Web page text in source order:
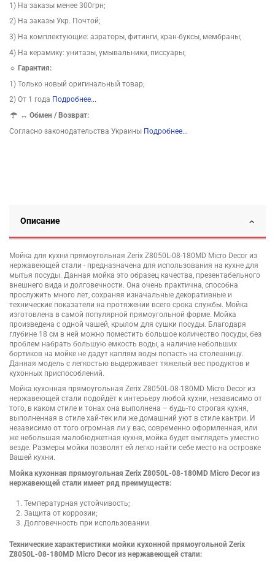
1) На заказы менее 300грн;
2) На заказы Укр. Почтой;
3) На комплектующие: аэраторы, фитинги, кран-буксы, мембраны;
4) На керамику: унитазы, умывальники, писсуары;
☼ Гарантия:
1) Только новый оригинальный товар;
2) От 1 года Подробнее...
↔Обмен / Возврат:
Согласно законодательства Украины Подробнее...
Описание
Мойка для кухни прямоугольная Zerix Z8050L-08-180MD Micro Decor из
нержавеющей стали - предназначена для использования на кухне для
мытья посуды. Данная мойка это образец качества, презентабельного
внешнего вида и долговечности. Она очень практична, способна
прослужить много лет, сохраняя изначальные декоративные и
технические показатели на протяжении всего срока службы. Мойка
изготовлена в самой популярной прямоугольной форме. Мойка
произведена с одной чашей, крылом для сушки посуды. Благодаря
глубине 18 см в ней можно поместить большое количество посуды, без
проблем набрать большую емкость воды, а наличие небольших
бортиков на мойке не дадут каплям воды попасть на столешницу.
Данная модель с легкостью выдерживает тяжелый вес продуктов и
кухонных приспособлений.
Мойка кухонная прямоугольная Zerix Z8050L-08-180MD Micro Decor из
нержавеющей стали подойдёт к интерьеру любой кухни, независимо от
того, в каком стиле и тонах она выполнена – будь-то строгая кухня,
выполненная в стиле хай-тек или же домашний уют в стиле кантри. И
независимо от того огромная ли у вас, современно оформленная, или
же небольшая малобюджетная кухня, мойка будет выглядеть уместно
везде. Размеры мойки позволят ей легко найти себе место на островке
Вашей кухни.
Мойка кухонная прямоугольная Zerix Z8050L-08-180MD Micro Decor из
нержавеющей стали имеет ряд преимуществ:
Температурная устойчивость;
Защита от коррозии;
Долговечность при использовании.
Технические характеристики мойки кухонной прямоугольной Zerix
Z8050L-08-180MD Micro Decor из нержавеющей стали: